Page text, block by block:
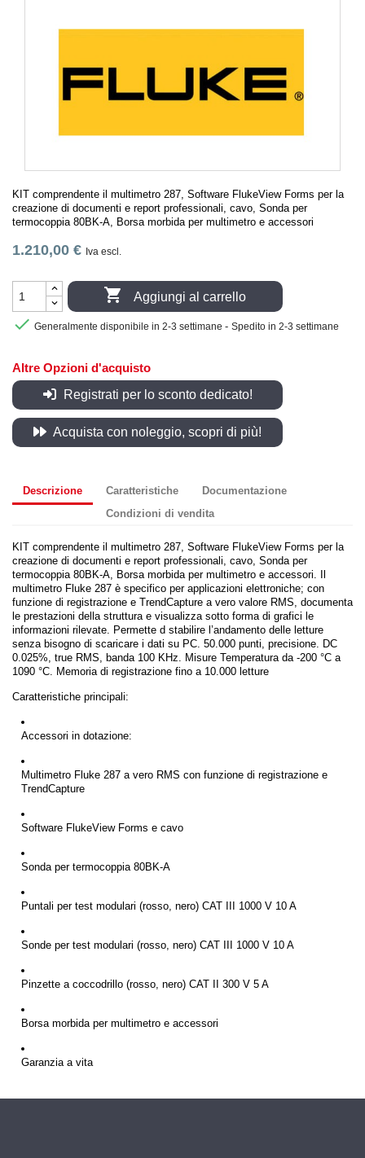
KIT comprendente il multimetro 287, Software FlukeView Forms per la
creazione di documenti e report professionali, cavo, Sonda per
termocoppia 80BK-A, Borsa morbida per multimetro e accessori
1.210,00 € Iva escl.
 Aggiungi al carrello
 Generalmente disponibile in 2-3 settimane - Spedito in 2-3 settimane
Altre Opzioni d'acquisto
Registrati per lo sconto dedicato!
Acquista con noleggio, scopri di più!
Descrizione Caratteristiche
Documentazione
Condizioni di vendita
KIT comprendente il multimetro 287, Software FlukeView Forms per la
creazione di documenti e report professionali, cavo, Sonda per
termocoppia 80BK-A, Borsa morbida per multimetro e accessori. Il
multimetro Fluke 287 è specifico per applicazioni elettroniche; con
funzione di registrazione e TrendCapture a vero valore RMS, documenta
le prestazioni della struttura e visualizza sotto forma di grafici le
informazioni rilevate. Permette d stabilire l’andamento delle letture
senza bisogno di scaricare i dati su PC. 50.000 punti, precisione. DC
0.025%, true RMS, banda 100 KHz. Misure Temperatura da -200 °C a
1090 °C. Memoria di registrazione fino a 10.000 letture
Caratteristiche principali:
Accessori in dotazione:
Multimetro Fluke 287 a vero RMS con funzione di registrazione e
TrendCapture
Software FlukeView Forms e cavo
Sonda per termocoppia 80BK-A
Puntali per test modulari (rosso, nero) CAT III 1000 V 10 A
Sonde per test modulari (rosso, nero) CAT III 1000 V 10 A
Pinzette a coccodrillo (rosso, nero) CAT II 300 V 5 A
Borsa morbida per multimetro e accessori
Garanzia a vita